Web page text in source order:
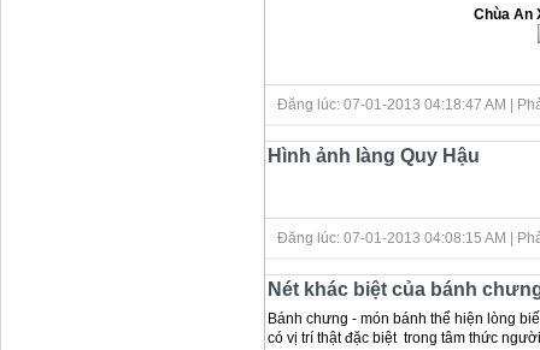
Chùa An
Đăng lúc: 07-01-2013 04:18:47 AM |
Hình ảnh làng Quy Hậu
Đăng lúc: 07-01-2013 04:08:15 AM |
Nét khác biệt của bánh
Bánh chưng - món bánh thể hiện lòng
có vị trí thật đặc biệt trong tâm thức